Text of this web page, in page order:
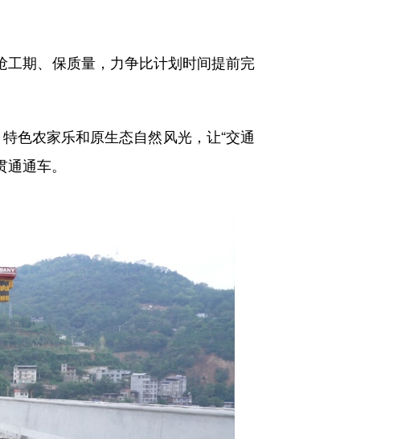
期、保质量，力争比计划时间提前完
农家乐和原生态自然风光，让“交通
通车。